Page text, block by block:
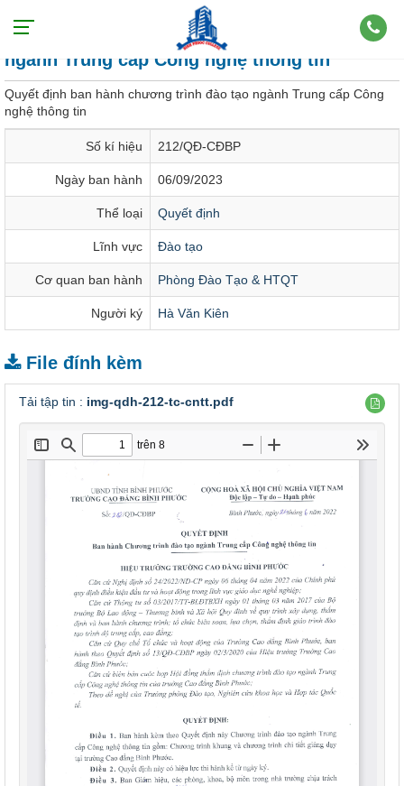
Quyết định ban hành chương trình đào tạo
ngành Trung cấp Công nghệ thông tin
Quyết định ban hành chương trình đào tạo ngành Trung cấp Công
nghệ thông tin
Số kí hiệu 212/QĐ-CĐBP
Ngày ban hành 06/09/2023
Thể loại Quyết định
Lĩnh vực Đào tạo
Cơ quan ban hành Phòng Đào Tạo & HTQT
Người ký Hà Văn Kiên
File đính kèm
Tải tập tin : img-qdh-212-tc-cntt.pdf